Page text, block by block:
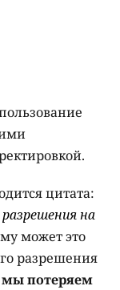
цитата:
на
может это
разрешения
мы потеряем